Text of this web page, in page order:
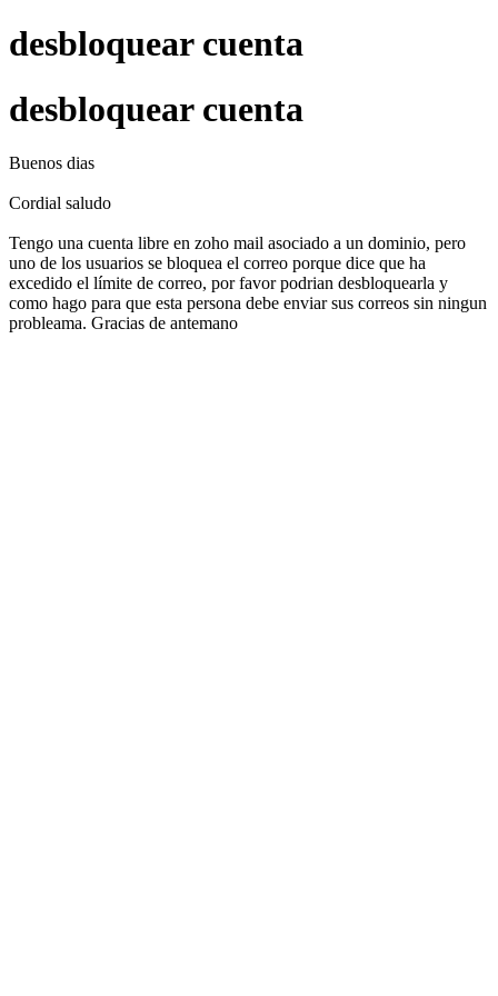
desbloquear cuenta
desbloquear cuenta
Buenos dias
Cordial saludo
Tengo una cuenta libre en zoho mail asociado a un dominio, pero
uno de los usuarios se bloquea el correo porque dice que ha
excedido el límite de correo, por favor podrian desbloquearla y
como hago para que esta persona debe enviar sus correos sin ningun
probleama. Gracias de antemano